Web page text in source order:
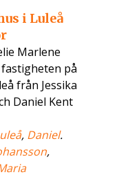
i Luleå
Marlene
på
från Jessika
Daniel Kent
, Daniel.
,